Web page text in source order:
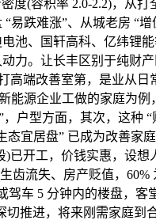
度(容积率 2.0-2.2)，从
易跌难涨”、从城老房 “
池、国轩高科、亿纬锂
力。让长丰区别于纯财
高端改善室第，是业从日
能源企业工做的家庭为例
户型方面，其次，这种 “
宜居盘” 已成为改善家
已开工，价钱实惠，设想
齿流失、房产贬值，60%
驾车 5 分钟内的楼盘，客
切推进，将来刚需家庭到